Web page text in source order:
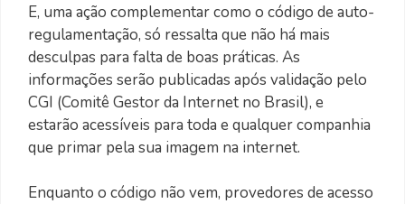
E, uma ação complementar como o código de auto-
regulamentação, só ressalta que não há mais
desculpas para falta de boas práticas. As
informações serão publicadas após validação pelo
CGI (Comitê Gestor da Internet no Brasil), e
estarão acessíveis para toda e qualquer companhia
que primar pela sua imagem na internet.
Enquanto o código não vem, provedores de acesso